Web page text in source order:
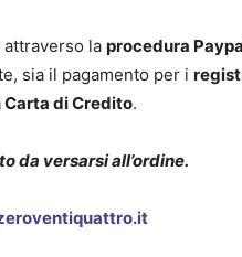
attraverso la procedura
sia il pagamento per i
Carta di Credito.
da versarsi all’ordine.